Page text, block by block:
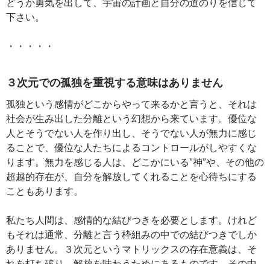
下さい。
・・・・・
３次元での孤独を重視する意味はありません
孤独という感情がどこからやって来るかと言うと、それは
社会が生み出した分離という幻想から来ています。優位な
人とそうでない人を作り出し、そうでない人が無力に感じ
ることで、優位な人たちによるコントロールがしやすくな
ります。無力を感じる人は、どこかにいる”神”や、その他の
超越的存在が、自分を解放してくれることを心待ちにする
こともあります。
私たち人間は、感情的な結びつきを必要とします。けれど
もそれは通常、分離と言う枠組みの中での結びつきでしか
ありません。３次元というマトリックスの存在意義は、そ